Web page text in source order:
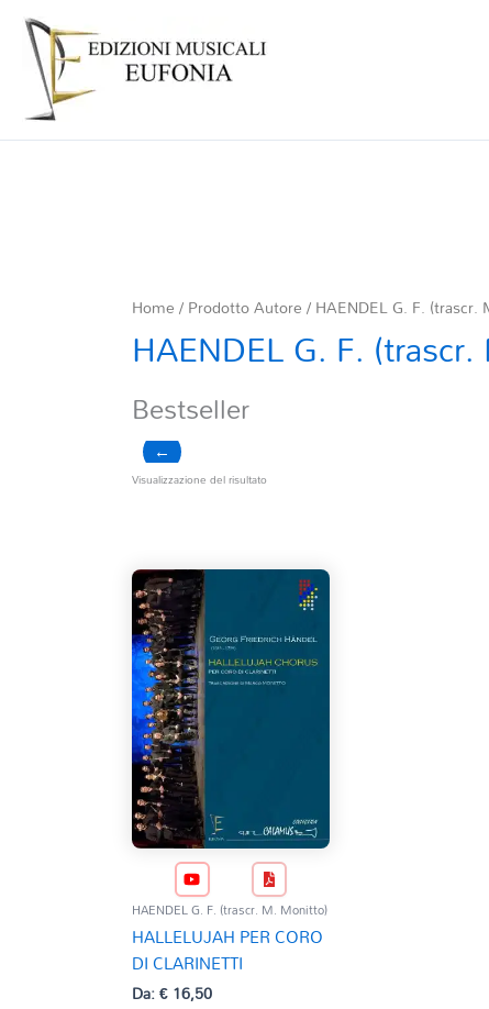
Home/ Prodotto Autore / HAENDEL G. F. (trascr.
HAENDEL G. F.
Bestseller
←
Visualizzazione del risultato
HAENDEL G. F. (trascr. M. Monitto)
HALLELUJAH PER CORO
DI CLARINETTI
Da:€16,50